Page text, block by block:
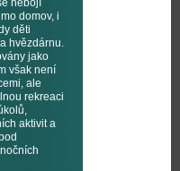
nebojí
domov, i
děti
hvězdárnu.
jako
však není
ale
rekreaci
aktivit a